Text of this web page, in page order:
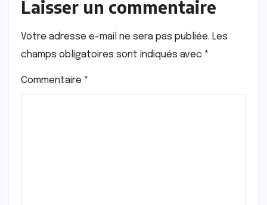
Laisser un commentaire
Votre adresse e-mail ne sera pas publiée. Les
champs obligatoires sont indiqués avec *
Commentaire *